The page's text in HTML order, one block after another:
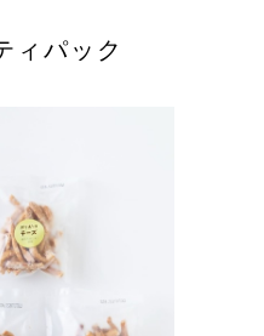
ィパック